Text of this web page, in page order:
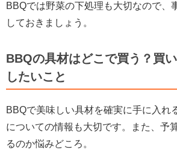
BBQでは野菜の下処理も大切なので、
しておきましょう。
BBQの具材はどこで買う？買
したいこと
BBQで美味しい具材を確実に手に入れ
についての情報も大切です。また、予
るのか悩みどころ。